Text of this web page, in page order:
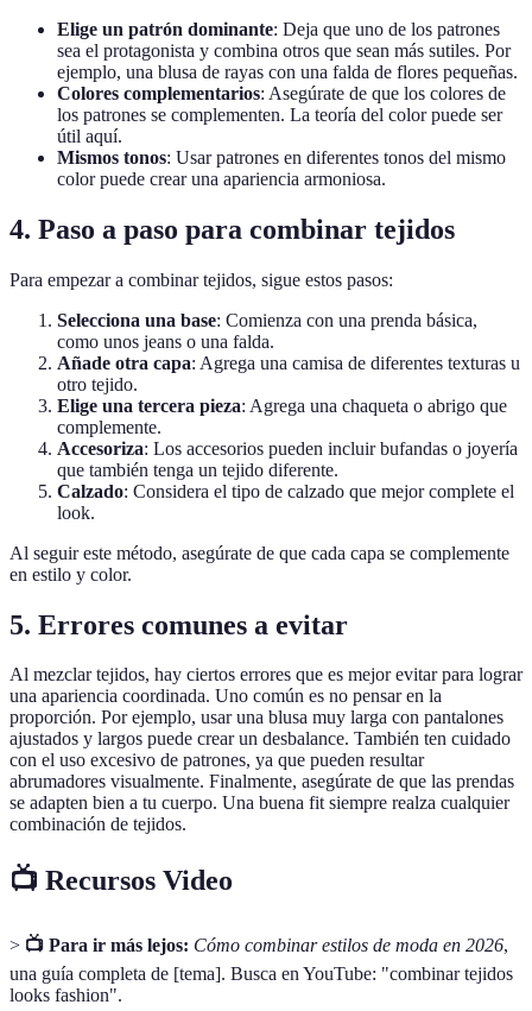
Elige un patrón dominante: Deja que uno de los patrones
sea el protagonista y combina otros que sean más sutiles. Por
ejemplo, una blusa de rayas con una falda de flores pequeñas.
Colores complementarios: Asegúrate de que los colores de
los patrones se complementen. La teoría del color puede ser
útil aquí.
Mismos tonos: Usar patrones en diferentes tonos del mismo
color puede crear una apariencia armoniosa.
4. Paso a paso para combinar tejidos
Para empezar a combinar tejidos, sigue estos pasos:
Selecciona una base: Comienza con una prenda básica,
como unos jeans o una falda.
Añade otra capa: Agrega una camisa de diferentes texturas u
otro tejido.
Elige una tercera pieza: Agrega una chaqueta o abrigo que
complemente.
Accesoriza: Los accesorios pueden incluir bufandas o joyería
que también tenga un tejido diferente.
Calzado: Considera el tipo de calzado que mejor complete el
look.
Al seguir este método, asegúrate de que cada capa se complemente
en estilo y color.
5. Errores comunes a evitar
Al mezclar tejidos, hay ciertos errores que es mejor evitar para lograr
una apariencia coordinada. Uno común es no pensar en la
proporción. Por ejemplo, usar una blusa muy larga con pantalones
ajustados y largos puede crear un desbalance. También ten cuidado
con el uso excesivo de patrones, ya que pueden resultar
abrumadores visualmente. Finalmente, asegúrate de que las prendas
se adapten bien a tu cuerpo. Una buena fit siempre realza cualquier
combinación de tejidos.
📺 Recursos Video
> 📺 Para ir más lejos: Cómo combinar estilos de moda en 2026,
una guía completa de [tema]. Busca en YouTube: "combinar tejidos
looks fashion".